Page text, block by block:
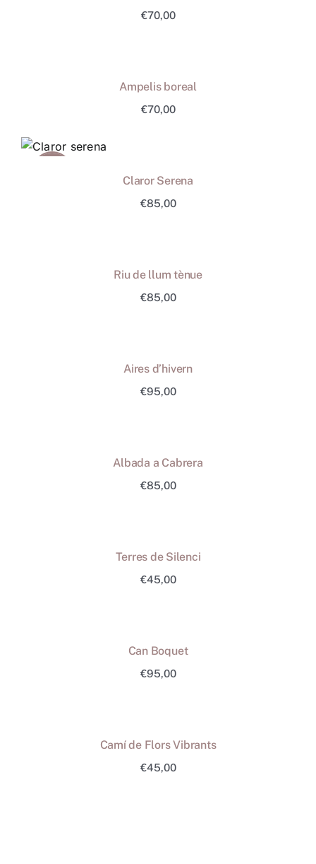
€70,00
Ampelis boreal
€70,00
Claror Serena
€85,00
Riu de llum tènue
€85,00
Aires d’hivern
€95,00
Albada a Cabrera
€85,00
Terres de Silenci
€45,00
Can Boquet
€95,00
Camí de Flors Vibrants
€45,00